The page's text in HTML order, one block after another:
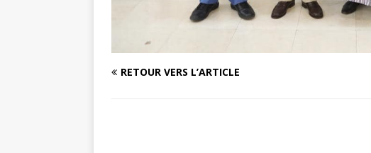
RETOUR VERS L’ARTICLE